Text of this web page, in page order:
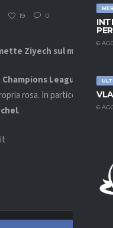
6
6
19 0
Ziyech sul mercato. Il
Champions League ,
rosa. In particolare,
.